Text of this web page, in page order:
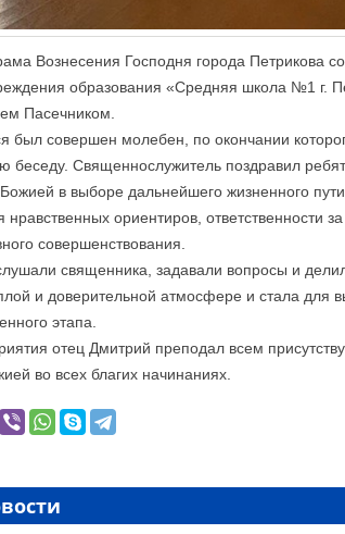
Вознесения Господня города Петрикова
образования «Средняя школа №1 г.
Пасечником.
был совершен молебен, по окончании
беседу. Священнослужитель поздравил
в выборе дальнейшего жизненного
ориентиров, ответственности
совершенствования.
священника, задавали вопросы и
и доверительной атмосфере и стала для
этапа.
отец Дмитрий преподал всем
во всех благих начинаниях.